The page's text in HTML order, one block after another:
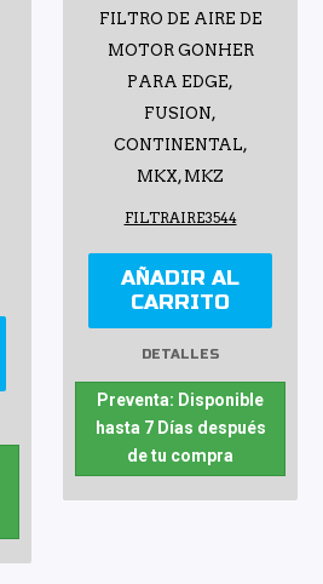
FILTRO DE AIRE DE
MOTOR GONHER
PARA EDGE,
FUSION,
CONTINENTAL,
MKX, MKZ
FILTRAIRE3544
AÑADIR AL
CARRITO
DETALLES
Preventa: Disponible
hasta 7 Días después
de tu compra